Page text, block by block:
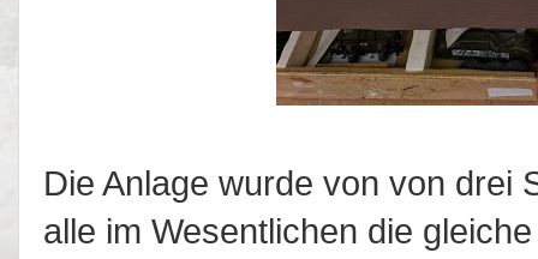
Die Anlage wurde von von drei
alle im Wesentlichen die